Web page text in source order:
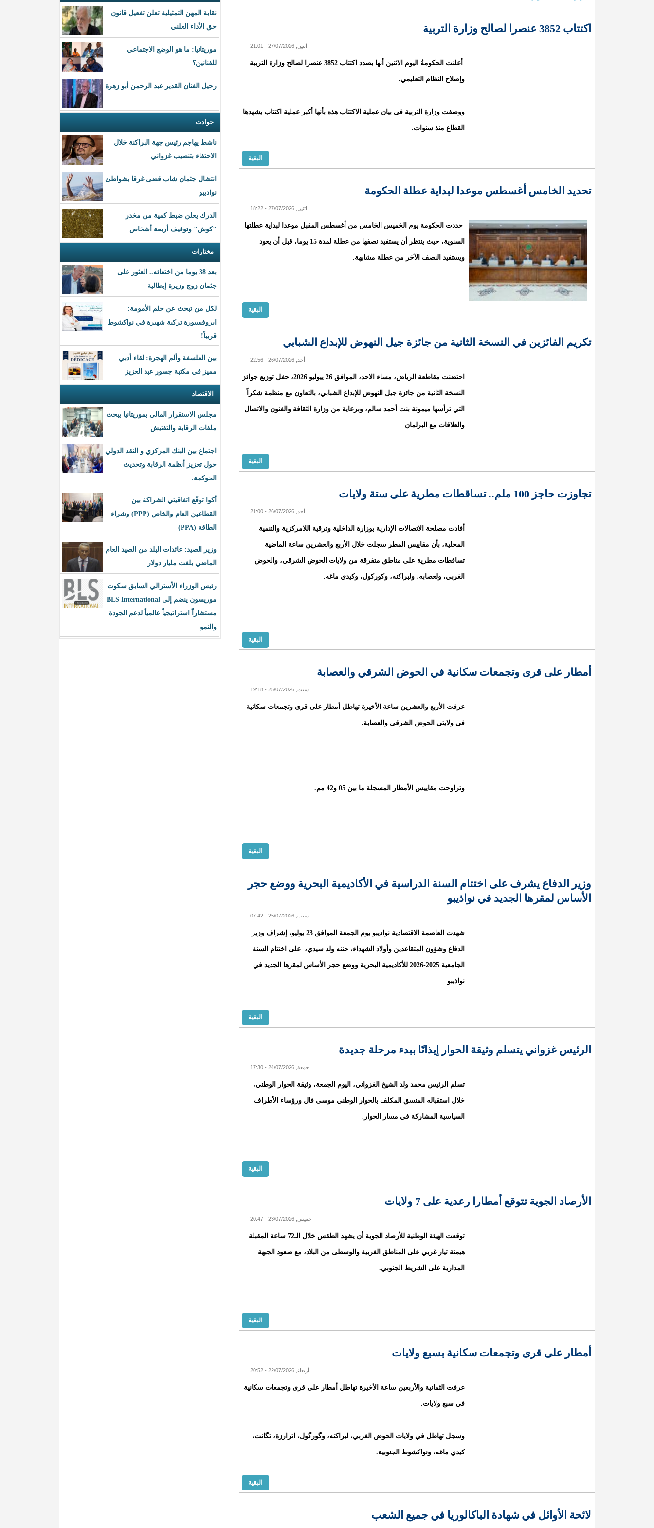
نقابة المهن التمثيلية تعلن تفعيل قانون
حق الأداء العلني
موريتانيا: ما هو الوضع الاجتماعي
للفنانين؟
رحيل الفنان القدير عبد الرحمن أبو زهرة
حوادث
ناشط يهاجم رئيس جهة البراكنة خلال
الاحتفاء بتنصيب غزواني
انتشال جثمان شاب قضى غرقا بشواطئ
نواذيبو
الدرك يعلن ضبط كمية من مخدر
"كوش" وتوقيف أربعة أشخاص
مختارات
بعد 38 يوما من اختفائه.. العثور على
جثمان زوج وزيرة إيطالية
لكل من تبحث عن حلم الأمومة:
ابروفيسورة تركية شهيرة في نواكشوط
قريباً!
بين الفلسفة وألم الهجرة: لقاء أدبي
مميز في مكتبة جسور عبد العزيز
الاقتصاد
مجلس الاستقرار المالي بموريتانيا يبحث
ملفات الرقابة والتفتيش
اجتماع بين البنك المركزي و النقد الدولي
حول تعزيز أنظمة الرقابة وتحديث
الحوكمة.
أكوا توقّع اتفاقيتي الشراكة بين
القطاعين العام والخاص (PPP) وشراء
الطاقة (PPA)
وزير الصيد: عائدات البلد من الصيد العام
الماضي بلغت مليار دولار
رئيس الوزراء الأسترالي السابق سكوت
موريسون ينضم إلى BLS International
مستشاراً استراتيجياً عالمياً لدعم الجودة
والنمو
اكتتاب 3852 عنصرا لصالح وزارة التربية
اثنين, 27/07/2026 - 21:01
أعلنت الحكومةُ اليوم الاثنين أنها بصدد اكتتاب 3852 عنصرا لصالح وزارة التربية
وإصلاح النظام التعليمي.
ووصفت وزارة التربية في بيان عملية الاكتتاب هذه بأنها أكبر عملية اكتتاب يشهدها
القطاع منذ سنوات.
البقية
تحديد الخامس أغسطس موعدا لبداية عطلة الحكومة
اثنين, 27/07/2026 - 18:22
حددت الحكومة يوم الخميس الخامس من أغسطس المقبل موعدا لبداية عطلتها
السنوية، حيث ينتظر أن يستفيد نصفها من عطلة لمدة 15 يوما، قبل أن يعود
ويستفيد النصف الآخر من عطلة مشابهة.
البقية
تكريم الفائزين في النسخة الثانية من جائزة جيل النهوض للإبداع الشبابي
أحد, 26/07/2026 - 22:56
احتضنت مقاطعة الرياض، مساء الاحد، الموافق 26 ييوليو 2026، حفل توزيع جوائز
النسخة الثانية من جائزة جيل النهوض للإبداع الشبابي، بالتعاون مع منظمة شكراً
التي ترأسها ميمونة بنت أحمد سالم، وبرعاية من وزارة الثقافة والفنون والاتصال
والعلاقات مع البرلمان
البقية
تجاوزت حاجز 100 ملم.. تساقطات مطرية على ستة ولايات
أحد, 26/07/2026 - 21:00
أفادت مصلحة الاتصالات الإدارية بوزارة الداخلية وترقية اللامركزية والتنمية
المحلية، بأن مقاييس المطر سجلت خلال الأربع والعشرين ساعة الماضية
تساقطات مطرية على مناطق متفرقة من ولايات الحوض الشرقي، والحوض
الغربي، ولعصابه، ولبراكنه، وكوركول، وكيدي ماغه.
البقية
أمطار على قرى وتجمعات سكانية في الحوض الشرقي والعصابة
سبت, 25/07/2026 - 19:18
عرفت الأربع والعشرين ساعة الأخيرة تهاطل أمطار على قرى وتجمعات سكانية
في ولايتي الحوض الشرقي والعصابة.
وتراوحت مقاييس الأمطار المسجلة ما بين 05 و42 مم.
البقية
وزير الدفاع يشرف على اختتام السنة الدراسية في الأكاديمية البحرية ووضع حجر
الأساس لمقرها الجديد في نواذيبو
سبت, 25/07/2026 - 07:42
شهدت العاصمة الاقتصادية نواذيبو يوم الجمعة الموافق 23 يوليو، إشراف وزير
الدفاع وشؤون المتقاعدين وأولاد الشهداء، حننه ولد سيدي، على اختتام السنة
الجامعية 2025-2026 للأكاديمية البحرية ووضع حجر الأساس لمقرها الجديد في
نواذيبو
البقية
الرئيس غزواني يتسلم وثيقة الحوار إيذانًا ببدء مرحلة جديدة
جمعة, 24/07/2026 - 17:30
تسلم الرئيس محمد ولد الشيخ الغزواني، اليوم الجمعة، وثيقة الحوار الوطني،
خلال استقباله المنسق المكلف بالحوار الوطني موسى فال ورؤساء الأطراف
السياسية المشاركة في مسار الحوار.
البقية
الأرصاد الجوية تتوقع أمطارا رعدية على 7 ولايات
خميس, 23/07/2026 - 20:47
توقعت الهيئة الوطنية للأرصاد الجوية أن يشهد الطقس خلال الـ72 ساعة المقبلة
هيمنة تيار غربي على المناطق الغربية والوسطى من البلاد، مع صعود الجبهة
المدارية على الشريط الجنوبي.
البقية
أمطار على قرى وتجمعات سكانية بسبع ولايات
أربعاء, 22/07/2026 - 20:52
عرفت الثمانية والأربعين ساعة الأخيرة تهاطل أمطار على قرى وتجمعات سكانية
في سبع ولايات.
وسجل تهاطل في ولايات الحوض الغربي، لبراكنه، وگورگول، اترارزة، تگانت،
كيدي ماغه، ونواكشوط الجنوبية.
البقية
لائحة الأوائل في شهادة الباكالوريا في جميع الشعب